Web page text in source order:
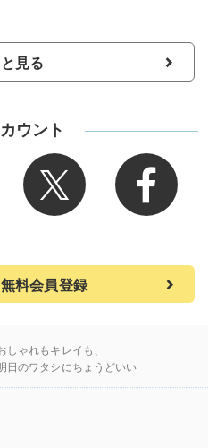
見る
ウント
料会員登録
しゃれもキレイも、
日のワタシにちょうどいい